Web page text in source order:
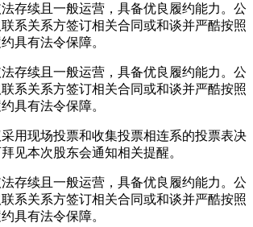
续且一般运营，具备优良履约能力。公
系关系方签订相关合同或和谈并严酷按照
具有法令保障。
续且一般运营，具备优良履约能力。公
系关系方签订相关合同或和谈并严酷按照
具有法令保障。
现场投票和收集投票相连系的投票表决
见本次股东会通知相关提醒。
续且一般运营，具备优良履约能力。公
系关系方签订相关合同或和谈并严酷按照
具有法令保障。